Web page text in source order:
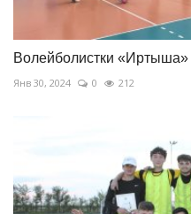
Волейболистки
Янв 30, 2024 0 212